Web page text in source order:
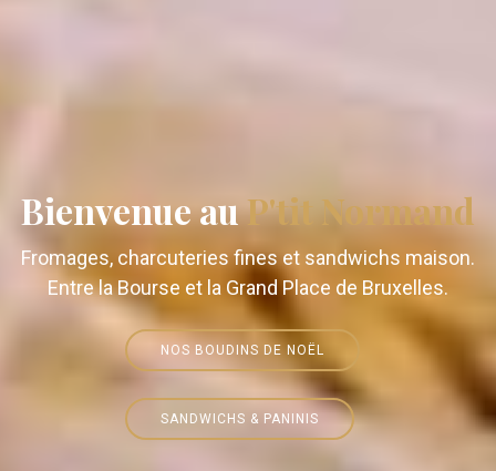
Bienvenue auP'tit Normand
Fromages, charcuteries fines et sandwichs maison.
Entre la Bourse et la Grand Place de Bruxelles.
NOS BOUDINS DE NOËL
SANDWICHS & PANINIS